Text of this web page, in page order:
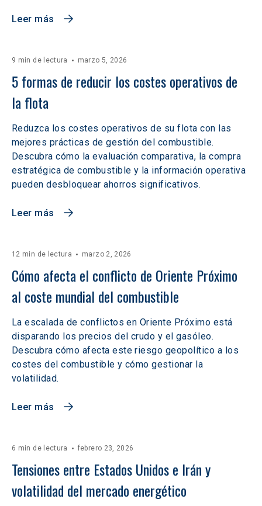
Leer más
9 min de lectura marzo 5, 2026
5 formas de reducir los costes operativos de
la flota
Reduzca los costes operativos de su flota con las
mejores prácticas de gestión del combustible.
Descubra cómo la evaluación comparativa, la compra
estratégica de combustible y la información operativa
pueden desbloquear ahorros significativos.
Leer más
12 min de lectura marzo 2, 2026
Cómo afecta el conflicto de Oriente Próximo
al coste mundial del combustible
La escalada de conflictos en Oriente Próximo está
disparando los precios del crudo y el gasóleo.
Descubra cómo afecta este riesgo geopolítico a los
costes del combustible y cómo gestionar la
volatilidad.
Leer más
6 min de lectura febrero 23, 2026
Tensiones entre Estados Unidos e Irán y
volatilidad del mercado energético